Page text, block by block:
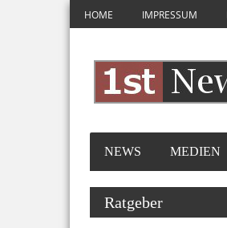
HOME IMPRESSUM
NEWS MEDIEN
Ratgeber